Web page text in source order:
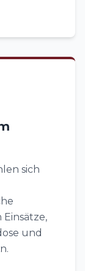
sich
und